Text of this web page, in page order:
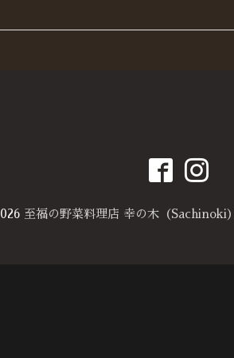
至福の野菜料理店 幸の木（Sachinoki）